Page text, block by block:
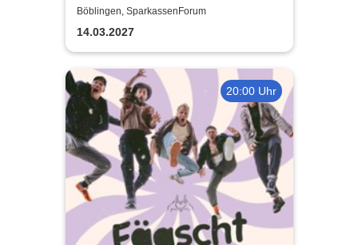
Böblingen, SparkassenForum
14.03.2027
20:00 Uhr